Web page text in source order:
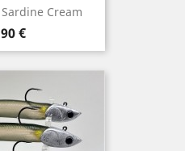
Cream
€